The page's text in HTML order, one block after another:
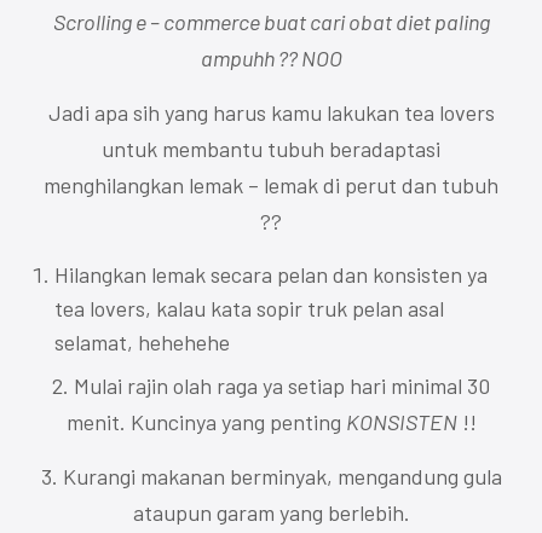
Scrolling e – commerce buat cari obat diet paling
ampuhh ?? NOO
Jadi apa sih yang harus kamu lakukan tea lovers
untuk membantu tubuh beradaptasi
menghilangkan lemak – lemak di perut dan tubuh
??
Hilangkan lemak secara pelan dan konsisten ya
tea lovers, kalau kata sopir truk pelan asal
selamat, hehehehe
2. Mulai rajin olah raga ya setiap hari minimal 30
menit. Kuncinya yang penting KONSISTEN!!
3. Kurangi makanan berminyak, mengandung gula
ataupun garam yang berlebih.